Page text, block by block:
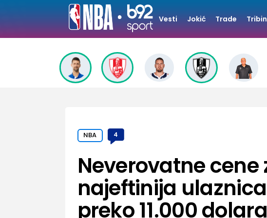
Vesti Jokić Trade
NBA 4
Neverovatne cene
najeftinija
preko 11.000 dolara